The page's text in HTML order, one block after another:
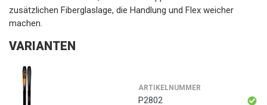
zusätzlichen Fiberglaslage, die Handlung und Flex weicher
machen.
VARIANTEN
ARTIKELNUMMER
P2802